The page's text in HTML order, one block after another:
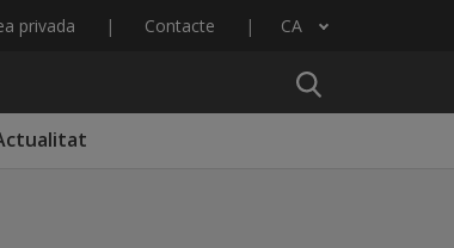
privada Contacte CA
Llista les accions addicionals